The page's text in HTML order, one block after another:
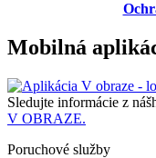
Mobilná
Sledujte informácie z
V OBRAZE.
Poruchové služby